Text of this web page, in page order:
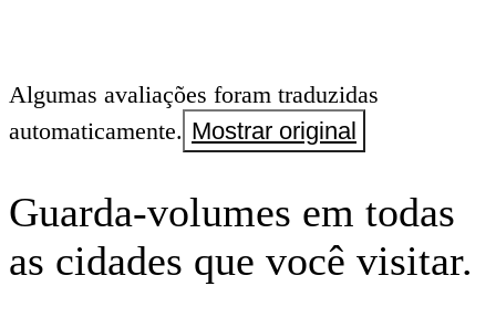
Algumas avaliações foram traduzidas
automaticamente. Mostrar original
Guarda-volumes em todas
as cidades que você visitar.